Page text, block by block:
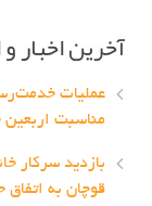
آخرین اخبار
عملیات
مناسبت
بازدید سرکار
قوچان به اتفاق